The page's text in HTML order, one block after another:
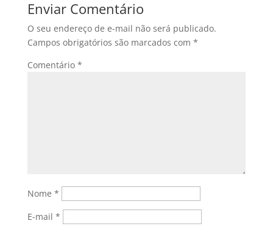
Enviar Comentário
O seu endereço de e-mail não será publicado.
Campos obrigatórios são marcados com *
Comentário *
Nome *
E-mail *